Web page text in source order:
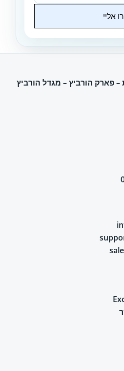
אליי
2 רחובות – פארק הורביץ – מגדל הורביץ